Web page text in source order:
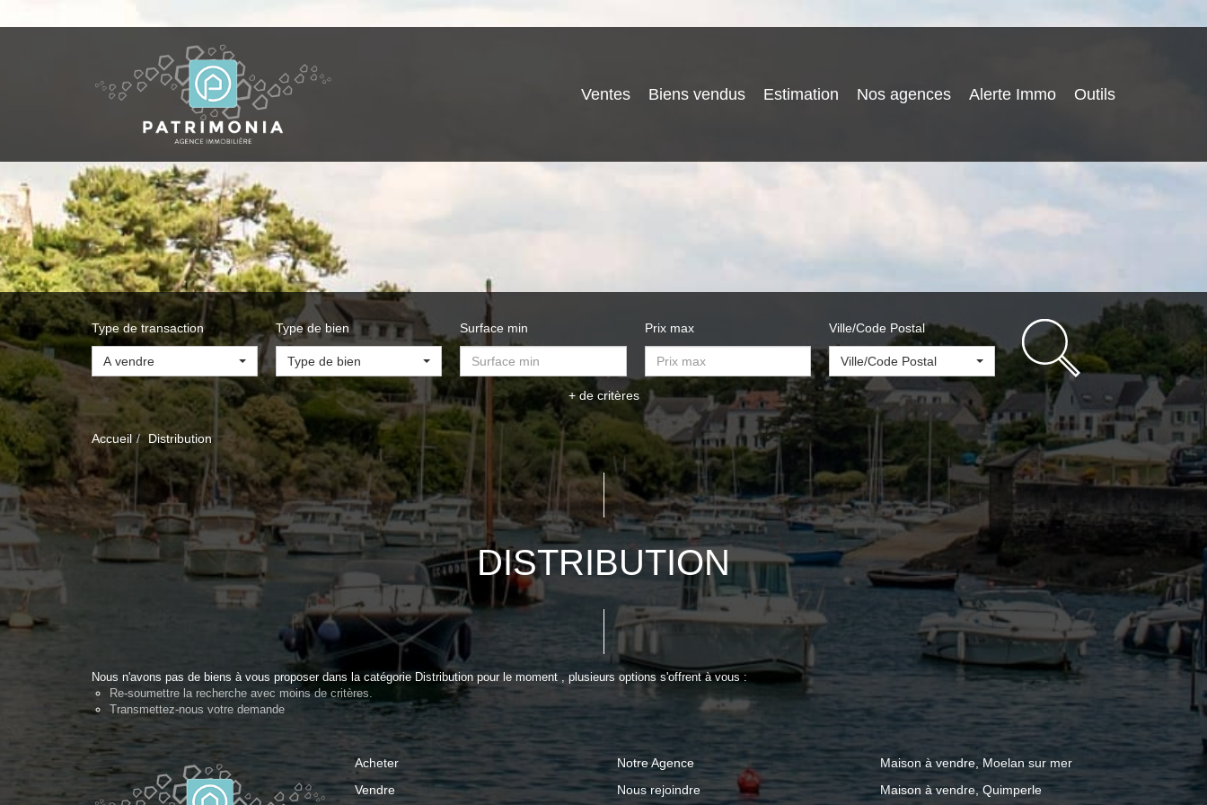
Ventes Biens vendus Estimation Nos agences Alerte Immo Outils
Type de transaction
A vendre
Type de bien
Type de bien
Surface min Prix max Ville/Code Postal
Ville/Code Postal
+ de critères
Accueil Distribution
DISTRIBUTION
Nous n'avons pas de biens à vous proposer dans la catégorie Distribution pour le moment , plusieurs options s'offrent à vous :
Re-soumettre la recherche avec moins de critères.
Transmettez-nous votre demande
Acheter
Vendre
Notre Agence
Nous rejoindre
Maison à vendre, Moelan sur mer
Maison à vendre, Quimperle